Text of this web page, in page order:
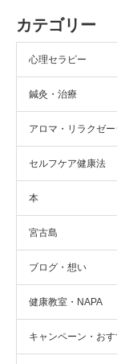
カテゴリー
心理セラピー
鍼灸・治療
アロマ・リラクゼ
セルフケア健康法
本
宮古島
ブログ・想い
健康教室・NAPA
キャンペーン・お